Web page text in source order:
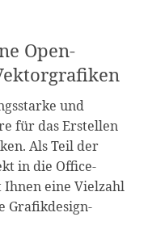
Open-
und
für das Erstellen
Als Teil der
in die Office-
eine Vielzahl
Grafikdesign-